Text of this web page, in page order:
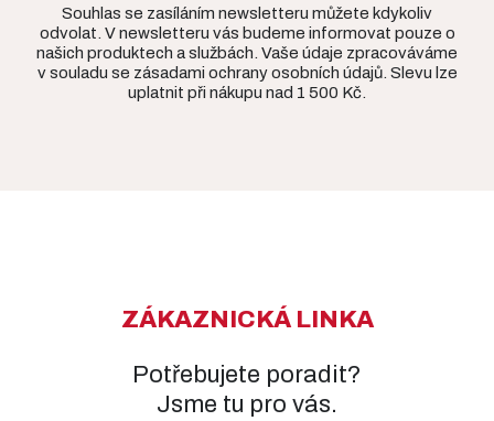
Souhlas se zasíláním newsletteru můžete kdykoliv
odvolat. V newsletteru vás budeme informovat pouze o
našich produktech a službách. Vaše údaje zpracováváme
v souladu se zásadami ochrany osobních údajů. Slevu lze
uplatnit při nákupu nad 1 500 Kč.
ZÁKAZNICKÁ LINKA
Potřebujete poradit?
Jsme tu pro vás.